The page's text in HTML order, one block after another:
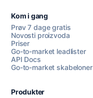
Kom i gang
Prøv 7 dage gratis
Novosti proizvoda
Priser
Go-to-market leadlister
API Docs
Go-to-market skabeloner
Produkter